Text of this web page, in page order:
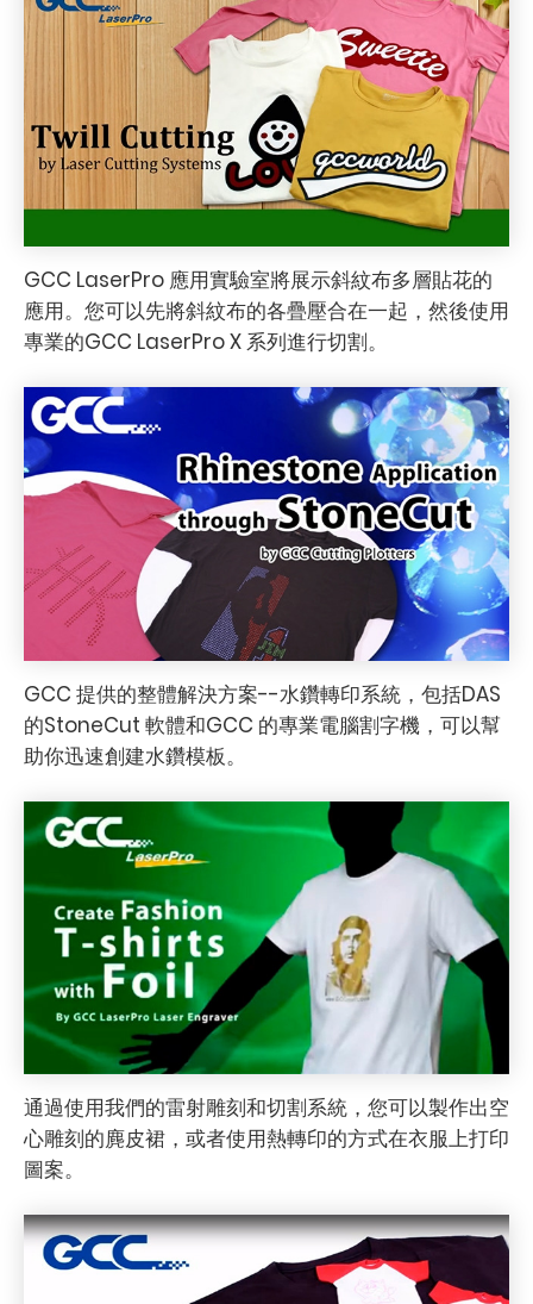
GCC LaserPro 應用實驗室將展示斜紋布多層貼花的
應用。您可以先將斜紋布的各疊壓合在一起，然後使用
專業的GCC LaserPro X 系列進行切割。
GCC 提供的整體解決方案--水鑽轉印系統，包括DAS
的StoneCut 軟體和GCC 的專業電腦割字機，可以幫
助你迅速創建水鑽模板。
通過使用我們的雷射雕刻和切割系統，您可以製作出空
心雕刻的麂皮裙，或者使用熱轉印的方式在衣服上打印
圖案。